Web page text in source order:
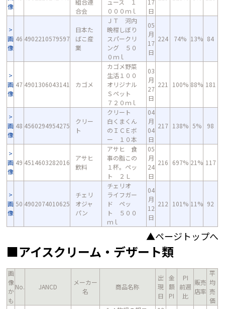
像
組合連
合会
ュース １
０００ｍｌ
17
日
画
像
46 4902210579597
日本た
ばこ産
業
ＪＴ 河内
晩柑しぼり
スパークリ
ング ５０
０ｍｌ
05
月
17
日
224 74% 13% 84
画
像
47 4901306043141 カゴメ
カゴメ野菜
生活１００
オリジナル
Ｓペット
７２０ｍｌ
03
月
27
日
221 100% 88% 181
画
像
48 4560294954275
クリー
ト
クリート
白くまくん
のＩＣＥボ
ー １０本
04
月
04
日
217 138% 5% 98
画
像
49 4514603282016
アサヒ
飲料
アサヒ 食
事の脂この
１杯。ペッ
ト ２Ｌ
05
月
24
日
216 697% 21% 117
画
像
50 4902074010625
チェリ
オジャ
パン
チェリオ
ライフガー
ド ペッ
ト ５００
ｍｌ
04
月
12
日
212 101% 11% 92
▲ページトップへ
■アイスクリーム・デザート類
画
像
か
も
No. JANCD
メーカー
名
商品名称
出
現
日
金
額
PI
PI
前週
比
販売
店率
平
均
売
価